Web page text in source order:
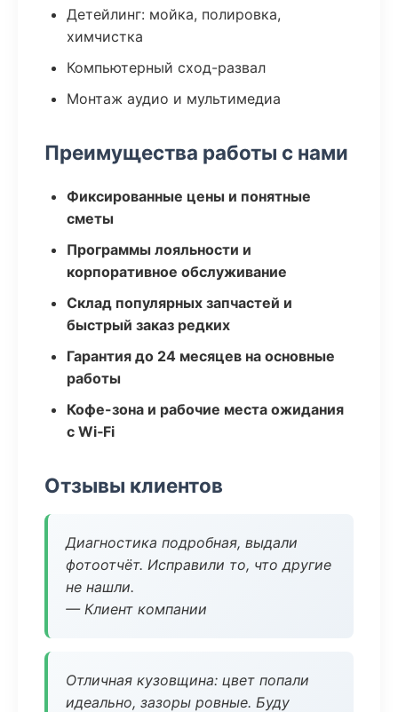
Детейлинг: мойка, полировка,
химчистка
Компьютерный сход-развал
Монтаж аудио и мультимедиа
Преимущества работы с нами
Фиксированные цены и понятные
сметы
Программы лояльности и
корпоративное обслуживание
Склад популярных запчастей и
быстрый заказ редких
Гарантия до 24 месяцев на основные
работы
Кофе-зона и рабочие места ожидания
с Wi‑Fi
Отзывы клиентов
Диагностика подробная, выдали
фотоотчёт. Исправили то, что другие
не нашли.
— Клиент компании
Отличная кузовщина: цвет попали
идеально, зазоры ровные. Буду